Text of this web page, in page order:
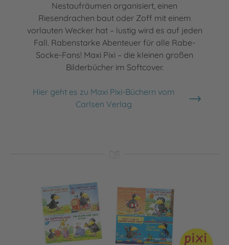
Nestaufräumen organisiert, einen
Riesendrachen baut oder Zoff mit einem
vorlauten Wecker hat – lustig wird es auf jeden
Fall. Rabenstarke Abenteuer für alle Rabe-
Socke-Fans! Maxi Pixi – die kleinen großen
Bilderbücher im Softcover.
Hier geht es zu Maxi Pixi-Büchern vom
Carlsen Verlag